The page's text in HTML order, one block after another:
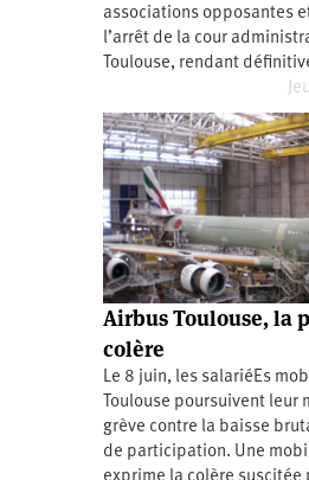
SNCF
Services
Vidéos
Dans
associations opposantes
l’arrêt de la cour
Toulouse, rendant
Airbus Toulouse, la
colère
Le 8 juin, les salariéEs
Toulouse poursuivent leur
grève contre la baisse
de participation. Une